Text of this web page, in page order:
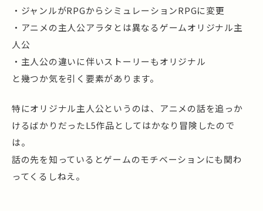
・ジャンルがRPGからシミュレーションRPGに変更
・アニメの主人公アラタとは異なるゲームオリジナル主
人公
・主人公の違いに伴いストーリーもオリジナル
と幾つか気を引く要素があります。
特にオリジナル主人公というのは、アニメの話を追っか
けるばかりだったL5作品としてはかなり冒険したので
は。
話の先を知っているとゲームのモチベーションにも関わ
ってくるしねえ。